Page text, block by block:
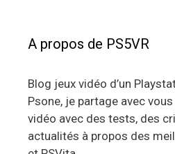
A propos de PS5VR
Blog jeux vidéo d’un
Psone, je partage avec
vidéo avec des tests, des
actualités à propos des